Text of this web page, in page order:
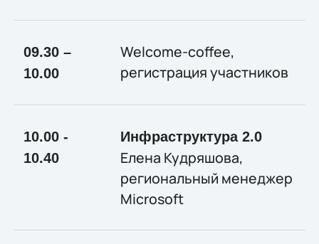
09.30 –
10.00
Welcome-coffee,
регистрация участников
10.00 -
10.40
Инфраструктура 2.0
Елена Кудряшова,
региональный менеджер
Microsoft